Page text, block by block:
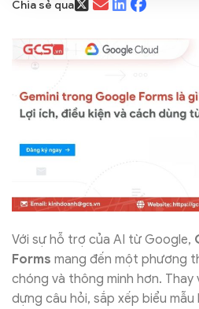
Chia sẻ qua
Với sự hỗ trợ của AI từ Google,
Forms mang đến một phương
chóng và thông minh hơn. Thay
dựng câu hỏi, sắp xếp biểu